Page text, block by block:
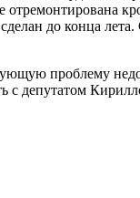
отремонтирована
до конца
проблему
с депутатом